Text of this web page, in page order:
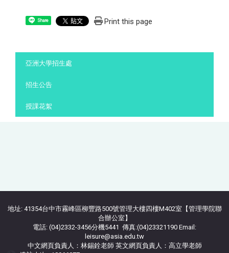
Share Print this page
亞洲大學招生處
招生公告
授課花絮
地址: 41354台中市霧峰區柳豐路500號管理大樓四樓M402室【管理學院聯
合辦公室】
電話: (04)2332-3456分機5441 傳真:(04)23321190 Email:
leisure@asia.edu.tw
中文網頁負責人：林錫銓老師 英文網頁負責人：高立學老師